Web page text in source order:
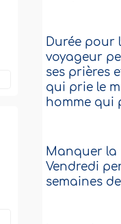
Durée pour
voyageur
ses prières
qui prie le
homme qui
Manquer la
Vendredi
semaines